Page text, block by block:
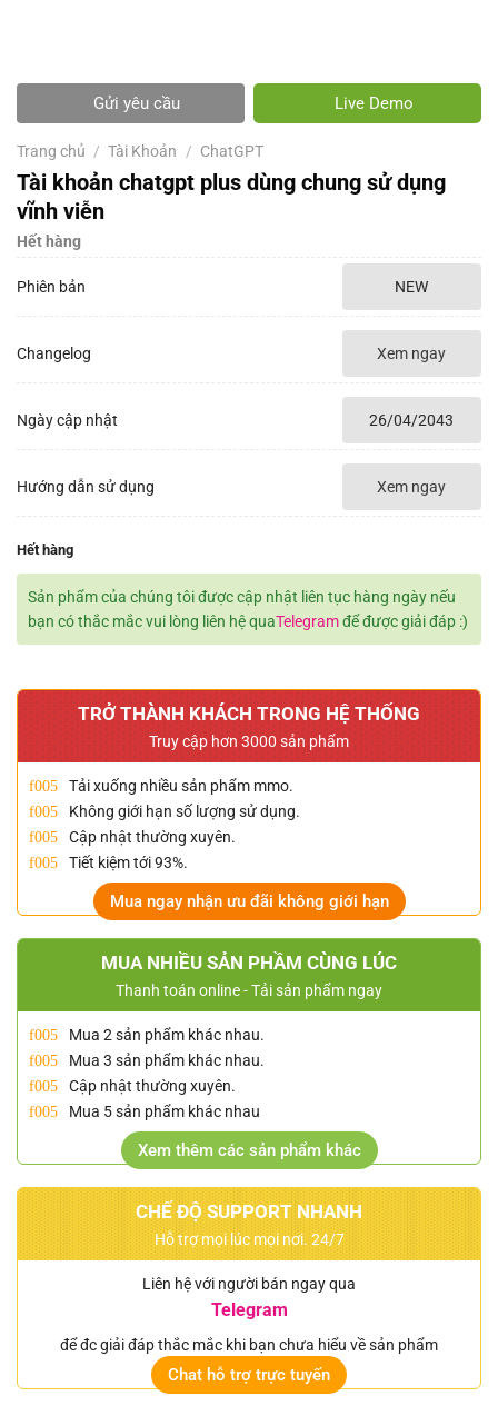
Gửi yêu cầu Live Demo
Trang chủ / Tài Khoản / ChatGPT
Tài khoản chatgpt plus dùng chung sử dụng
vĩnh viễn
Hết hàng
Phiên bản NEW
Changelog Xem ngay
Ngày cập nhật 26/04/2043
Hướng dẫn sử dụng Xem ngay
Hết hàng
Sản phẩm của chúng tôi được cập nhật liên tục hàng ngày nếu
bạn có thắc mắc vui lòng liên hệ quaTelegramđể được giải đáp :)
TRỞ THÀNH KHÁCH TRONG HỆ THỐNG
Truy cập hơn 3000 sản phẩm
Tải xuống nhiều sản phẩm mmo.
Không giới hạn số lượng sử dụng.
Cập nhật thường xuyên.
Tiết kiệm tới 93%.
Mua ngay nhận ưu đãi không giới hạn
MUA NHIỀU SẢN PHẦM CÙNG LÚC
Thanh toán online - Tải sản phẩm ngay
Mua 2 sản phẩm khác nhau.
Mua 3 sản phẩm khác nhau.
Cập nhật thường xuyên.
Mua 5 sản phẩm khác nhau
Xem thêm các sản phẩm khác
CHẾ ĐỘ SUPPORT NHANH
Hỗ trợ mọi lúc mọi nơi. 24/7
Liên hệ với người bán ngay qua
Telegram
để đc giải đáp thắc mắc khi bạn chưa hiểu về sản phẩm
Chat hỗ trợ trực tuyến